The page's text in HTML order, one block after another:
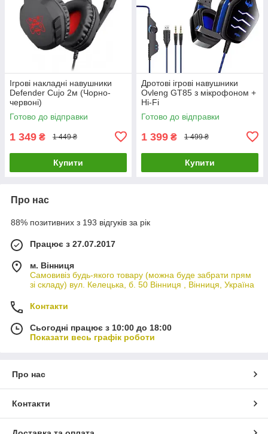
Ігрові накладні навушники
Defender Cujo 2м (Чорно-
червоні)
Готово до відправки
1 349 ₴ 1 449 ₴
Купити
Дротові ігрові навушники
Ovleng GT85 з мікрофоном +
Hi-Fi
Готово до відправки
1 399 ₴ 1 499 ₴
Купити
Про нас
88% позитивних з 193 відгуків за рік
Працює з 27.07.2017
м. Вінниця
Самовивіз будь-якого товару (можна буде забрати прям
зі складу) вул. Келецька, б. 50 Вінниця , Вінниця, Україна
Контакти
Сьогодні працює з 10:00 до 18:00
Показати весь графік роботи
Про нас
Контакти